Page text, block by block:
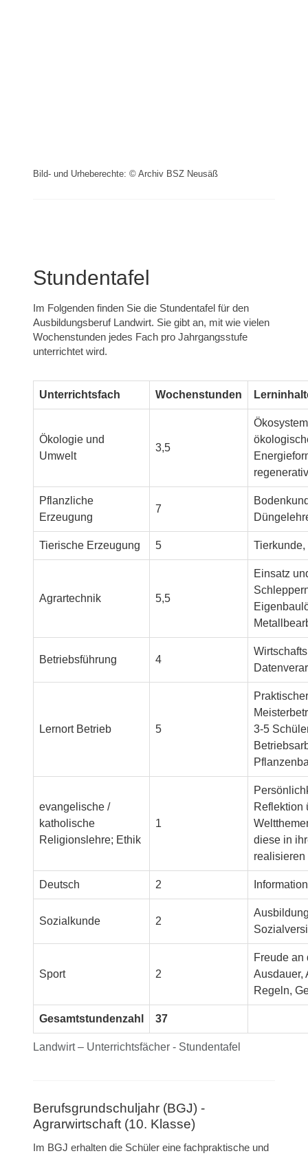
Bild- und Urheberechte: © Archiv BSZ Neusäß
Stundentafel
Im Folgenden finden Sie die Stundentafel für den
Ausbildungsberuf Landwirt. Sie gibt an, mit wie vielen
Wochenstunden jedes Fach pro Jahrgangsstufe
unterrichtet wird.
Landwirt – Unterrichtsfächer - Stundentafel
Unterrichtsfach Wochenstunden
Ökologie und
Umwelt
3,5
Pflanzliche
Erzeugung
7
Tierische Erzeugung 5
Agrartechnik 5,5
Einsatz
Betriebsführung 4
Lernort Betrieb 5
3-5
evangelische /
katholische
Religionslehre; Ethik
1
Reflektion
diese in
realisieren
Deutsch 2
Sozialkunde 2
Sport 2
Freude an
Ausdauer,
Regeln,
Gesamtstundenzahl 37
Berufsgrundschuljahr (BGJ) -
Agrarwirtschaft (10. Klasse)
Im BGJ erhalten die Schüler eine fachpraktische und